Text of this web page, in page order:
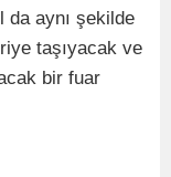
da aynı şekilde
taşıyacak ve
bir fuar